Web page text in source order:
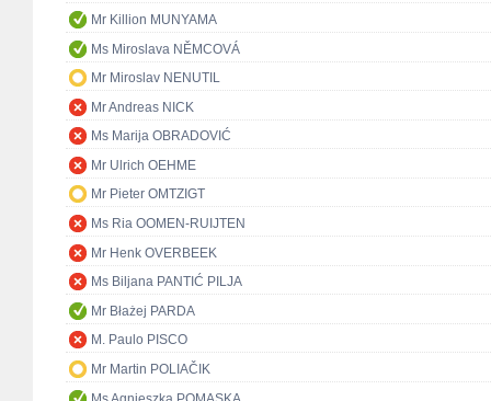
Mr Killion MUNYAMA
Ms Miroslava NĚMCOVÁ
Mr Miroslav NENUTIL
Mr Andreas NICK
Ms Marija OBRADOVIĆ
Mr Ulrich OEHME
Mr Pieter OMTZIGT
Ms Ria OOMEN-RUIJTEN
Mr Henk OVERBEEK
Ms Biljana PANTIĆ PILJA
Mr Błażej PARDA
M. Paulo PISCO
Mr Martin POLIAČIK